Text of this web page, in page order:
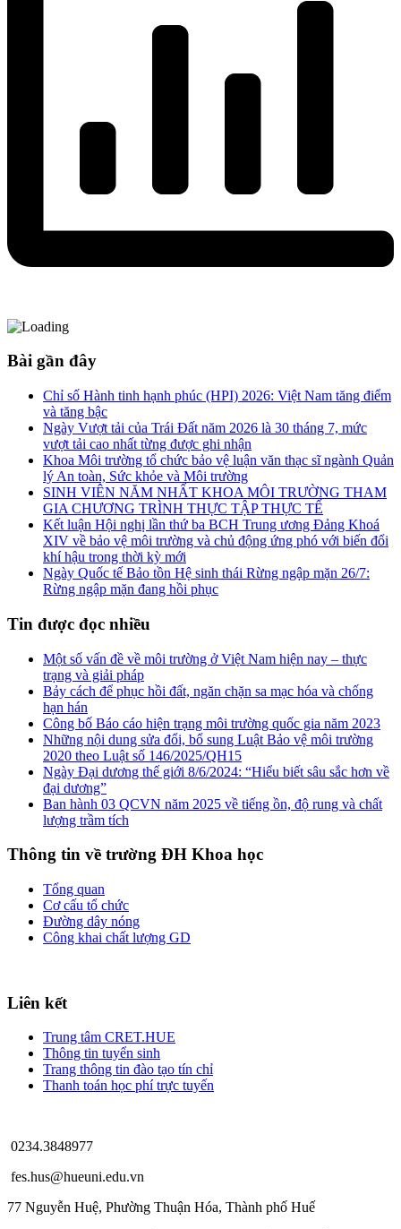
Bài gần đây
Chỉ số Hành tinh hạnh phúc (HPI) 2026: Việt Nam tăng điểm
và tăng bậc
Ngày Vượt tải của Trái Đất năm 2026 là 30 tháng 7, mức
vượt tải cao nhất từng được ghi nhận
Khoa Môi trường tổ chức bảo vệ luận văn thạc sĩ ngành Quản
lý An toàn, Sức khỏe và Môi trường
SINH VIÊN NĂM NHẤT KHOA MÔI TRƯỜNG THAM
GIA CHƯƠNG TRÌNH THỰC TẬP THỰC TẾ
Kết luận Hội nghị lần thứ ba BCH Trung ương Đảng Khoá
XIV về bảo vệ môi trường và chủ động ứng phó với biến đổi
khí hậu trong thời kỳ mới
Ngày Quốc tế Bảo tồn Hệ sinh thái Rừng ngập mặn 26/7:
Rừng ngập mặn đang hồi phục
Tin được đọc nhiều
Một số vấn đề về môi trường ở Việt Nam hiện nay – thực
trạng và giải pháp
Bảy cách để phục hồi đất, ngăn chặn sa mạc hóa và chống
hạn hán
Công bố Báo cáo hiện trạng môi trường quốc gia năm 2023
Những nội dung sửa đổi, bổ sung Luật Bảo vệ môi trường
2020 theo Luật số 146/2025/QH15
Ngày Đại dương thế giới 8/6/2024: “Hiểu biết sâu sắc hơn về
đại dương”
Ban hành 03 QCVN năm 2025 về tiếng ồn, độ rung và chất
lượng trầm tích
Thông tin về trường ĐH Khoa học
Tổng quan
Cơ cấu tổ chức
Đường dây nóng
Công khai chất lượng GD
Liên kết
Trung tâm CRET.HUE
Thông tin tuyển sinh
Trang thông tin đào tạo tín chỉ
Thanh toán học phí trực tuyến
0234.3848977
fes.hus@hueuni.edu.vn
77 Nguyễn Huệ, Phường Thuận Hóa, Thành phố Huế